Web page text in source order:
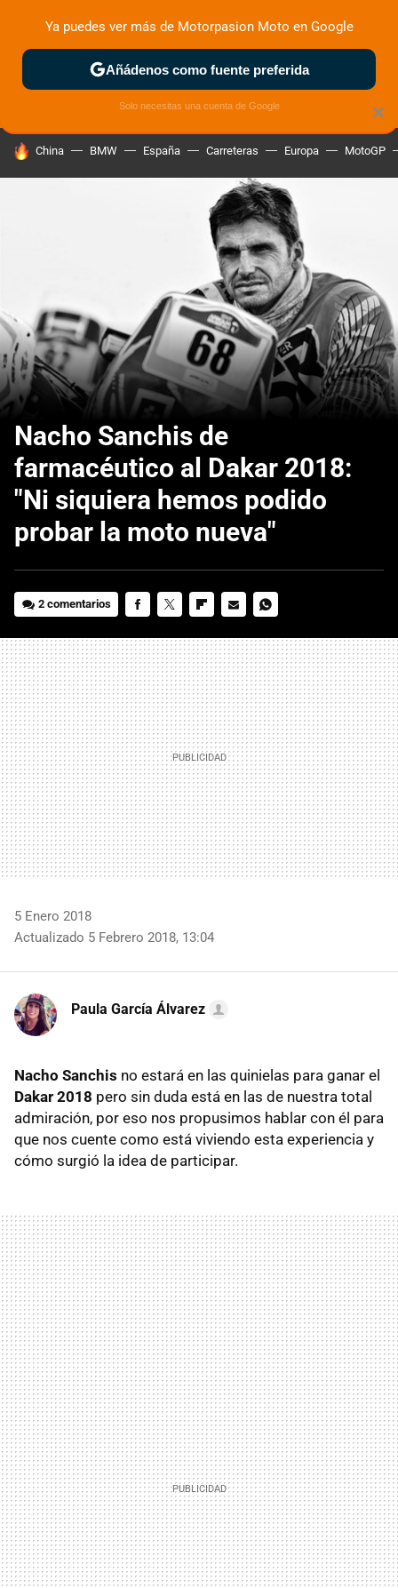
ZONA DE PRUEBAS DEPORTIVAS MOTOS ELÉCTRICAS
HOY SE HABLA DE
China BMW España Carreteras Europa MotoGP
Nacho Sanchis de
farmacéutico al Dakar 2018:
"Ni siquiera hemos podido
probar la moto nueva"
2 comentarios
MAIL
5 Enero 2018
Actualizado 5 Febrero 2018, 13:04
Paula García Álvarez
Nacho Sanchis no estará en las quinielas para ganar el
Dakar 2018 pero sin duda está en las de nuestra total
admiración, por eso nos propusimos hablar con él para
que nos cuente como está viviendo esta experiencia y
cómo surgió la idea de participar.
×
Ya puedes ver más de Motorpasion Moto en Google
Añádenos como fuente preferida
Solo necesitas una cuenta de Google